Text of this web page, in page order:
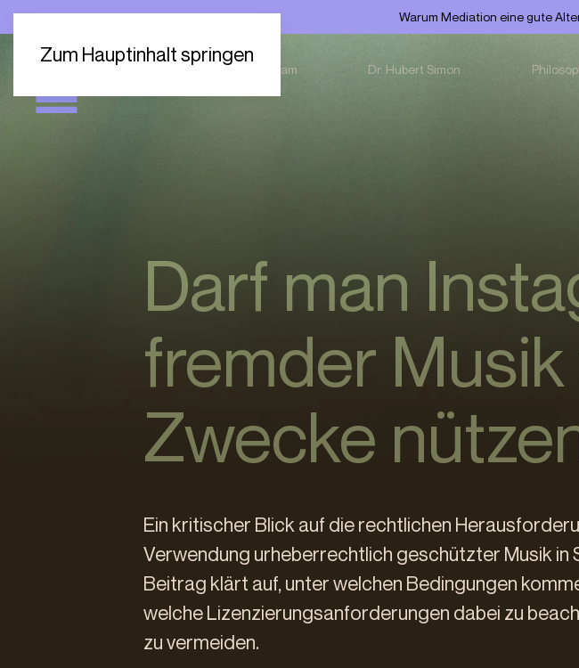
Zum Hauptinhalt springen
Warum Mediation eine gute
Expertise Team Dr. Hubert Simon
Darf man
fremder
Zwecke
Ein kritischer Blick auf die rechtlichen
Verwendung urheberrechtlich geschützter Musik
Beitrag klärt auf, unter welchen Bedingungen
welche Lizenzierungsanforderungen dabei zu
zu vermeiden.